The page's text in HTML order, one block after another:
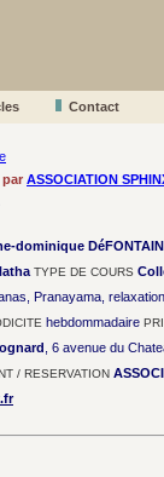
Contact
ASSOCIATION
dominique
TYPE DE COURS
Pranayama,
hebdommadaire
, 6 avenue du
/ RESERVATION